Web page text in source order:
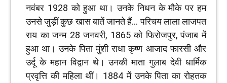
नवंबर 1928 को हुआ था। उनके निधन के मौके पर हम
उनसे जुड़ीं कुछ खास बातें जानते हैं... परिचय लाला लाजपत
राय का जन्म 28 जनवरी, 1865 को फिरोजपुर, पंजाब में
हुआ था। उनके पिता मुंशी राधा कृष्ण आजाद फारसी और
उर्दू के महान विद्वान थे। उनकी माता गुलाब देवी धार्मिक
प्रवृत्ति की महिला थीं। 1884 में उनके पिता का रोहतक